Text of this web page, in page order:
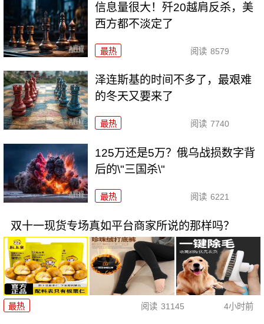
信息量很大！歼20越肩反杀，美
西方都不淡定了
最热 阅读 8579
泽连斯基的时间不多了，最艰难
的冬天又要来了
最热 阅读 7740
125万还是5万？俄乌战损数字背
后的\"三国杀\"
最热 阅读 6221
双十一现货专场真如平台商家所说的那样吗？
最热 阅读 31145 4小时前